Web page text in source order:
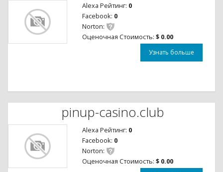
Alexa Рейтинг: 0
Facebook: 0
Norton:
Оценочная Стоимость: $ 0.00
Узнать больше
pinup-casino.club
Alexa Рейтинг: 0
Facebook: 0
Norton:
Оценочная Стоимость: $ 0.00